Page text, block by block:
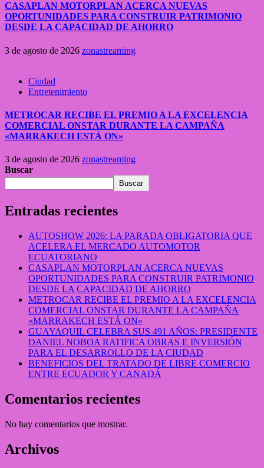
CASAPLAN MOTORPLAN ACERCA NUEVAS
OPORTUNIDADES PARA CONSTRUIR PATRIMONIO
DESDE LA CAPACIDAD DE AHORRO
3 de agosto de 2026 zonastreaming
Ciudad
Entretenimiento
METROCAR RECIBE EL PREMIO A LA EXCELENCIA
COMERCIAL ONSTAR DURANTE LA CAMPAÑA
«MARRAKECH ESTÁ ON»
3 de agosto de 2026 zonastreaming
Buscar
Buscar
Entradas recientes
AUTOSHOW 2026: LA PARADA OBLIGATORIA QUE
ACELERA EL MERCADO AUTOMOTOR
ECUATORIANO
CASAPLAN MOTORPLAN ACERCA NUEVAS
OPORTUNIDADES PARA CONSTRUIR PATRIMONIO
DESDE LA CAPACIDAD DE AHORRO
METROCAR RECIBE EL PREMIO A LA EXCELENCIA
COMERCIAL ONSTAR DURANTE LA CAMPAÑA
«MARRAKECH ESTÁ ON»
GUAYAQUIL CELEBRA SUS 491 AÑOS: PRESIDENTE
DANIEL NOBOA RATIFICA OBRAS E INVERSIÓN
PARA EL DESARROLLO DE LA CIUDAD
BENEFICIOS DEL TRATADO DE LIBRE COMERCIO
ENTRE ECUADOR Y CANADÁ
Comentarios recientes
No hay comentarios que mostrar.
Archivos